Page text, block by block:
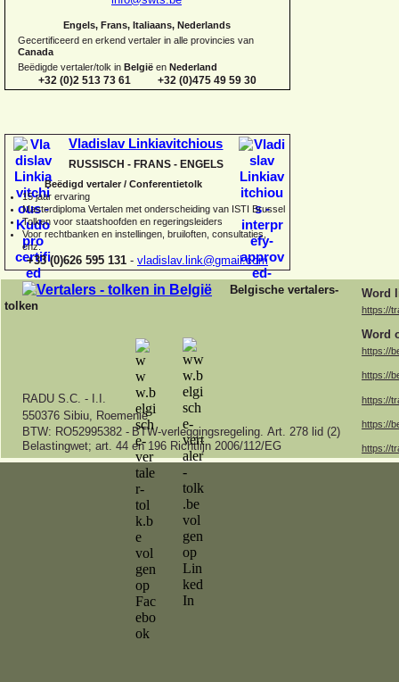
Engels, Frans, Italiaans, Nederlands
Gecertificeerd en erkend vertaler in alle provincies van
Canada
Beëdigde vertaler/tolk in België en Nederland
+32 (0)2 513 73 61 +32 (0)475 49 59 30
Vladislav Linkiavitchious
RUSSISCH - FRANS - ENGELS
Beëdigd vertaler / Conferentietolk
15 jaar ervaring
Masterdiploma Vertalen met onderscheiding van ISTI Brussel
Tolken voor staatshoofden en regeringsleiders
Voor rechtbanken en instellingen, bruiloften, consultaties,
enz.
+33 (0)626 595 131 - vladislav.link@gmail.com
Belgische vertalers-
tolken
Word
https://
Word
https://
https://
https://
https://
https://
RADU S.C. - I.I.
550376 Sibiu, Roemenië
BTW: RO52995382 - BTW-verleggingsregeling. Art. 278 lid (2)
Belastingwet; art. 44 en 196 Richtlijn 2006/112/EG